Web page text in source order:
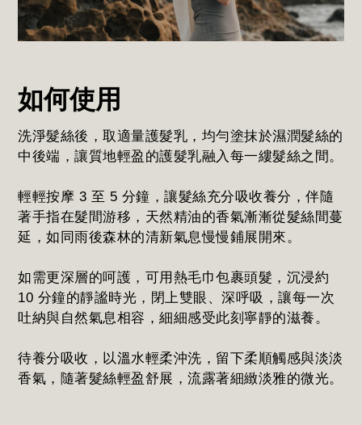
如何使用
洗淨髮絲後，取適量護髮乳，均勻塗抹於濕潤髮絲的
中後端，讓質地輕盈的護髮乳融入每一縷髮絲之間。
輕輕按摩 3 至 5 分鐘，讓髮絲充分吸收養分，伴隨
著手指在髮間游移，天然精油的香氣漸漸從髮絲間蔓
延，如同雨後森林的清新氣息慢慢鋪展開來。
如需更深層的呵護，可用熱毛巾包裹頭髮，沉浸約
10 分鐘的靜謐時光，閉上雙眼、深呼吸，讓每一次
吐納與自然氣息相容，細細感受此刻寧靜的滋養。
待養分吸收，以溫水輕柔沖洗，留下柔順觸感與淡淡
香氣，隨著髮絲輕盈舒展，流露著細緻淡雅的微光。